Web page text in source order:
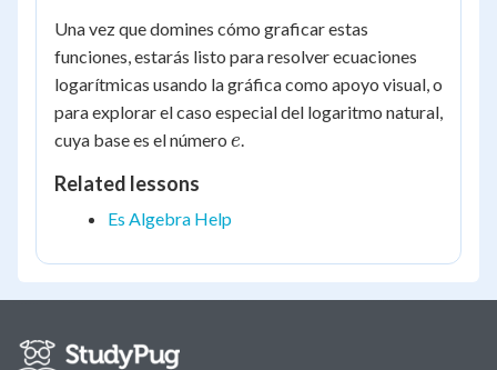
Una vez que domines cómo graficar estas
funciones, estarás listo para resolver ecuaciones
logarítmicas usando la gráfica como apoyo visual, o
para explorar el caso especial del logaritmo natural,
cuya base es el número e
e.
Related lessons
Es Algebra Help